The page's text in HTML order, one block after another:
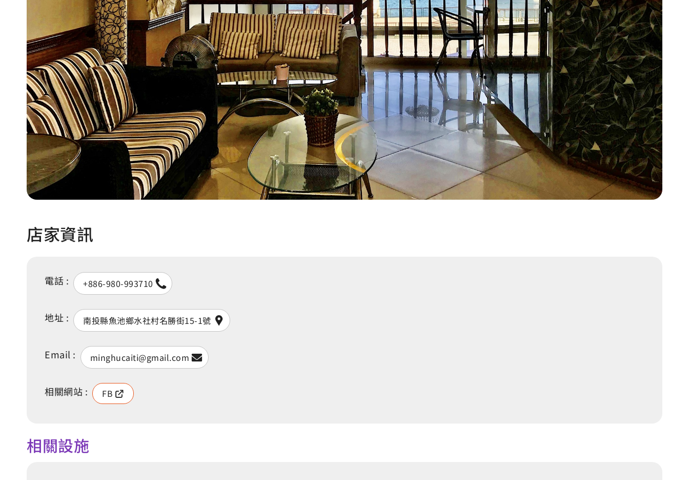
店家資訊
電話 : +886-980-993710
地址 : 南投縣魚池鄉水社村名勝街15-1號
Email : minghucaiti@gmail.com
相關網站 : FB
相關設施